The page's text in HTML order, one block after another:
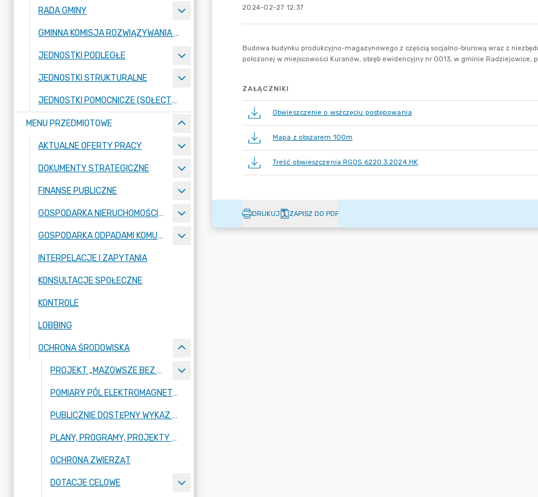
RADA GMINY
GMINNA KOMISJA ROZWIĄZYWANIA PROBLEMÓW ALKOHOLOWYCH
JEDNOSTKI PODLEGŁE
JEDNOSTKI STRUKTURALNE
JEDNOSTKI POMOCNICZE (SOŁECTWA)
MENU PRZEDMIOTOWE
AKTUALNE OFERTY PRACY
DOKUMENTY STRATEGICZNE
FINANSE PUBLICZNE
GOSPODARKA NIERUCHOMOŚCIAMI
GOSPODARKA ODPADAMI KOMUNALNYMI
INTERPELACJE I ZAPYTANIA
KONSULTACJE SPOŁECZNE
KONTROLE
LOBBING
OCHRONA ŚRODOWISKA
PROJEKT „MAZOWSZE BEZ SMOGU
POMIARY PÓL ELEKTROMAGNETYCZNYCH
PUBLICZNIE DOSTĘPNY WYKAZ DANYCH O ŚRODOWISKU
PLANY, PROGRAMY, PROJEKTY Z ZAKRESU OCHRONY ŚRODOWISKA
OCHRONA ZWIERZĄT
DOTACJE CELOWE
2024-02-27 12:37
ZAŁĄCZNIKI
Obwieszczenie o wszczęciu postępowania
Mapa z obszarem 100m
Treść obwieszczenia RGOS.6220.3.2024.HK
DRUKUJ ZAPISZ DO PDF